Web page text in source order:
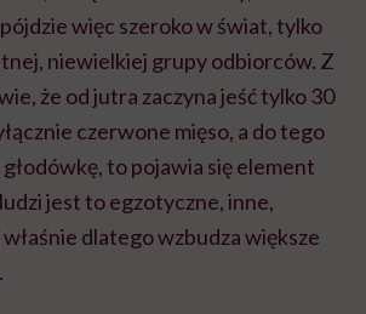
więc szeroko w świat, tylko
niewielkiej grupy odbiorców. Z
że od jutra zaczyna jeść tylko 30
czerwone mięso, a do tego
to pojawia się element
jest to egzotyczne, inne,
dlatego wzbudza większe